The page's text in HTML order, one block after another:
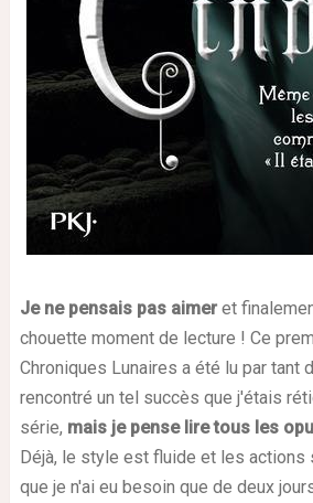
Je ne pensais pas aimer et
chouette moment de lecture ! Ce
Chroniques Lunaires a été lu par tant
rencontré un tel succès que j'étais
série, mais je pense lire tous les
Déjà, le style est fluide et les actions
que je n'ai eu besoin que de deux